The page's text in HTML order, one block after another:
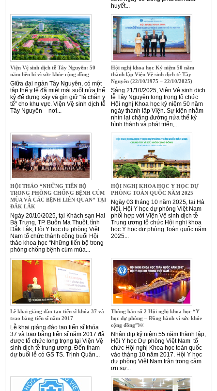
huyết...
Viện Vệ sinh dịch tễ Tây Nguyên: 50
năm bền bỉ vì sức khỏe cộng đồng
Giữa đại ngàn Tây Nguyên, có một
tập thể y tế đã miệt mài suốt nửa thế
kỷ để dựng xây và gìn giữ “lá chắn y
tế” cho khu vực. Viện Vệ sinh dịch tễ
Tây Nguyên – nơi...
Hội nghị khoa học Kỷ niệm 50 năm
thành lập Viện Vệ sinh dịch tễ Tây
Nguyên (22/10/1975 – 22/10/2025)
Sáng 21/10/2025, Viện Vệ sinh dịch
tễ Tây Nguyên long trọng tổ chức
Hội nghị Khoa học kỷ niệm 50 năm
ngày thành lập Viện. Sự kiện nhằm
nhìn lại chặng đường nửa thế kỷ
hình thành và phát triển,...
HỘI THẢO “NHỮNG TIẾN BỘ
TRONG PHÒNG CHỐNG BỆNH CÚM
MÙA VÀ CÁC BỆNH LIÊN QUAN” TẠI
ĐẮK LẮK
Ngày 20/10/2025, tại Khách sạn Hai
Bà Trưng, TP. Buôn Ma Thuột, tỉnh
Đắk Lắk, Hội Y học dự phòng Việt
Nam tổ chức thành công buổi Hội
thảo khoa học “Những tiến bộ trong
phòng chống bệnh cúm mùa...
HỘI NGHỊ KHOA HỌC Y HỌC DỰ
PHÒNG TOÀN QUỐC NĂM 2025
Ngày 03 tháng 10 năm 2025, tại Hà
Nội, Hội Y học dự phòng Việt Nam
phối hợp với Viện Vệ sinh dịch tễ
Trung ương tổ chức Hội nghị khoa
học Y học dự phòng Toàn quốc năm
2025...
Lễ khai giảng đào tạo tiến sĩ khóa 37 và
trao bằng tiến sĩ năm 2017
Lễ khai giảng đào tạo tiến sĩ khóa
37 và trao bằng tiến sĩ năm 2017 đã
được tổ chức long trọng tại Viện Vệ
sinh dịch tễ trung ương. Đến tham
dự buổi lễ có GS TS. Trịnh Quân...
Thông báo số 2 Hội nghị khoa học “Y
học dự phòng – Đồng hành vì sức khỏe
cộng đồng”￼
Nhân dịp kỷ niệm 55 năm thành lập,
Hội Y học Dự phòng Việt Nam tổ
chức Hội nghị Khoa học toàn quốc
vào tháng 10 năm 2017. Hội Y học
dự phòng Việt Nam trân trọng cảm
ơn sự...